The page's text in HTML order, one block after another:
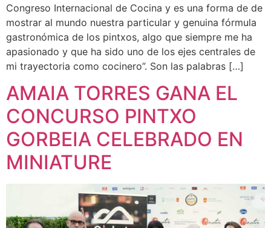
Congreso Internacional de Cocina y es una forma de de
mostrar al mundo nuestra particular y genuina fórmula
gastronómica de los pintxos, algo que siempre me ha
apasionado y que ha sido uno de los ejes centrales de
mi trayectoria como cocinero”. Son las palabras […]
AMAIA TORRES GANA EL
CONCURSO PINTXO
GORBEIA CELEBRADO EN
MINIATURE